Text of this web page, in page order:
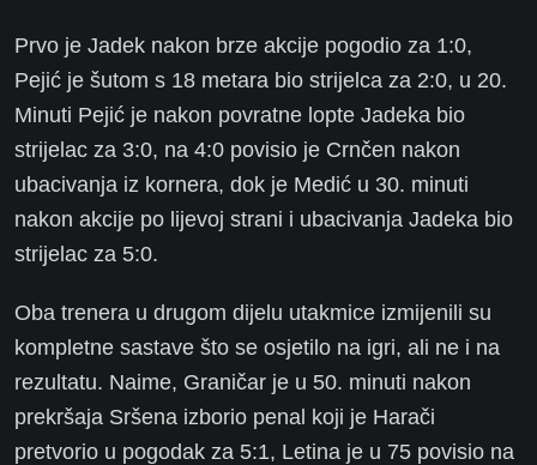
Prvo je Jadek nakon brze akcije pogodio za 1:0,
Pejić je šutom s 18 metara bio strijelca za 2:0, u 20.
Minuti Pejić je nakon povratne lopte Jadeka bio
strijelac za 3:0, na 4:0 povisio je Crnčen nakon
ubacivanja iz kornera, dok je Medić u 30. minuti
nakon akcije po lijevoj strani i ubacivanja Jadeka bio
strijelac za 5:0.
Oba trenera u drugom dijelu utakmice izmijenili su
kompletne sastave što se osjetilo na igri, ali ne i na
rezultatu. Naime, Graničar je u 50. minuti nakon
prekršaja Sršena izborio penal koji je Harači
pretvorio u pogodak za 5:1, Letina je u 75 povisio na